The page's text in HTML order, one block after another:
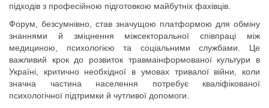
підходів з професійною підготовкою майбутніх фахівців.
Форум, безсумнівно, став значущою платформою для обміну
знаннями й зміцнення міжсекторальної співпраці між
медициною, психологією та соціальними службами. Це
важливий крок до розвиток травмаінформованої культури в
Україні, критично необхідної в умовах тривалої війни, коли
значна частина населення потребує кваліфікованої
психологічної підтримки й чутливої допомоги.